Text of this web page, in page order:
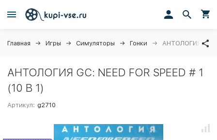
Главная Игры Симуляторы Гонки АНТОЛОГИЯ GC:
АНТОЛОГИЯ GC: NEED FOR SPEED # 1
(10 В 1)
Артикул: g2710